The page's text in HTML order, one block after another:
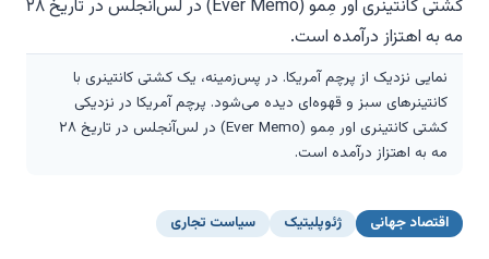
نمایی نزدیک از پرچم آمریکا. در پس‌زمینه، یک کشتی کانتینری با
کانتینرهای سبز و قهوه‌ای دیده می‌شود. پرچم آمریکا در نزدیکی
کشتی کانتینری اور مِمو (Ever Memo) در لس‌آنجلس در تاریخ ۲۸
مه به اهتزاز درآمده است.
اقتصاد جهانی ژئوپلیتیک سیاست تجاری